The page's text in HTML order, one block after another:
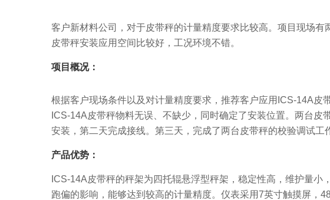
客户新材料公司，对于皮带秤的计量精度要求比较高。项目现场有
皮带秤安装应用空间比较好，工况环境不错。
项目概况：
根据客户现场条件以及对计量精度要求，推荐客户应用ICS-14A皮
ICS-14A皮带秤物料无误、不缺少，同时确定了安装位置。两台
安装，第二天完成接线。第三天，完成了两台皮带秤的校验调试工
产品优势：
ICS-14A皮带秤的秤架为四托辊悬浮型秤架，稳定性高，维护量
跑偏的影响，能够达到较高的计量精度。仪表采用7英寸触摸屏，